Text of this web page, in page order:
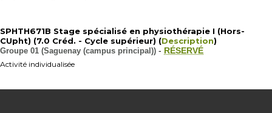
SPHTH671B Stage spécialisé en physiothérapie I (Hors-
CUpht) (7.0 Créd. - Cycle supérieur) (Description)
Groupe 01 (Saguenay (campus principal)) - RÉSERVÉ
Activité individualisée